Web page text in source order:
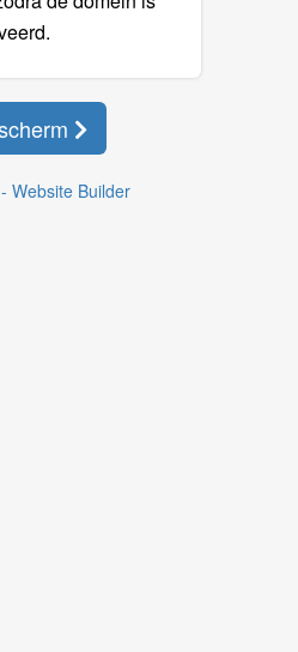
Website Builder